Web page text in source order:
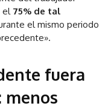
el 75% de tal
el mismo periodo
fuera